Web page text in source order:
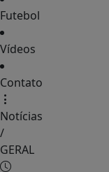
Futebol
Vídeos
Contato
Notícias
/
GERAL